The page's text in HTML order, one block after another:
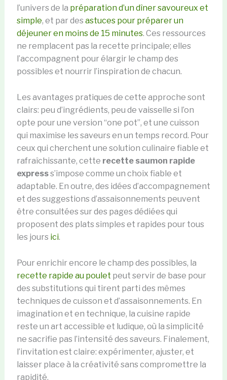
l’univers de la préparation d’un dîner savoureux et
simple, et par des astuces pour préparer un
déjeuner en moins de 15 minutes. Ces ressources
ne remplacent pas la recette principale; elles
l’accompagnent pour élargir le champ des
possibles et nourrir l’inspiration de chacun.
Les avantages pratiques de cette approche sont
clairs: peu d’ingrédients, peu de vaisselle si l’on
opte pour une version “one pot”, et une cuisson
qui maximise les saveurs en un temps record. Pour
ceux qui cherchent une solution culinaire fiable et
rafraîchissante, cette recette saumon rapide
expresss’impose comme un choix fiable et
adaptable. En outre, des idées d’accompagnement
et des suggestions d’assaisonnements peuvent
être consultées sur des pages dédiées qui
proposent des plats simples et rapides pour tous
les jours ici.
Pour enrichir encore le champ des possibles, la
recette rapide au poulet peut servir de base pour
des substitutions qui tirent parti des mêmes
techniques de cuisson et d’assaisonnements. En
imagination et en technique, la cuisine rapide
reste un art accessible et ludique, où la simplicité
ne sacrifie pas l’intensité des saveurs. Finalement,
l’invitation est claire: expérimenter, ajuster, et
laisser place à la créativité sans compromettre la
rapidité.